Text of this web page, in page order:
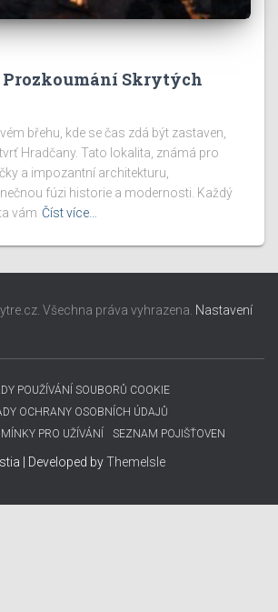
Prozkoumání Skrytých
břehu, kde se čas zdá být zastaven,
Hradčany. Tato lokalita, známá pro
a impozantní architekturu,
fúzi historie a modernosti. Každý
vám Číst více…
Všechna práva vyhrazena. Nastavení
POUŽÍVÁNÍ SOUBORŮ COOKIE
OCHRANY OSOBNÍCH ÚDAJŮ
PRO UŽÍVÁNÍ
SEZNAM POJIŠŤOVEN
| Developed byThemeIsle